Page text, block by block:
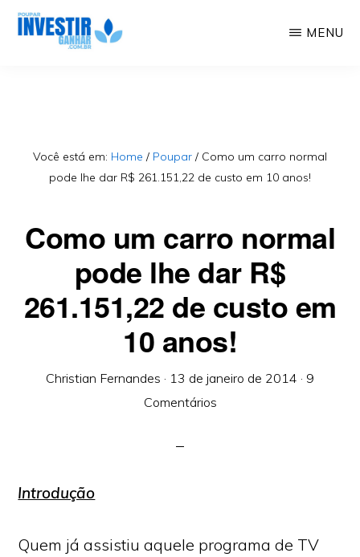
Skip
Geração
Renda
MENU
Você está em: Home / Poupar / Como um carro normal
pode lhe dar R$ 261.151,22 de custo em 10 anos!
Como um carro normal
pode lhe dar R$
261.151,22 de custo em
10 anos!
Christian Fernandes · 13 de janeiro de 2014 · 9
Comentários
Introdução
Quem já assistiu aquele programa de TV